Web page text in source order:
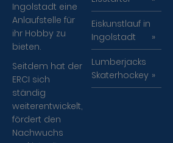
Ingolstadt eine
Anlaufstelle für
ihr Hobby zu
bieten.
Seitdem hat der
ERCI sich
ständig
weiterentwickelt,
fördert den
Nachwuchs
Eiskunstlauf in
Ingolstadt
Lumberjacks
Skaterhockey